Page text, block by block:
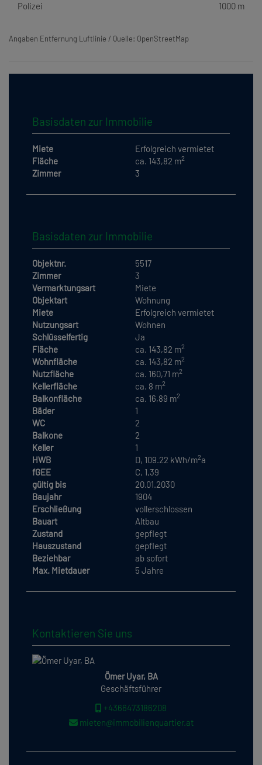
Polizei
1000 m
Angaben Entfernung Luftlinie / Quelle: OpenStreetMap
Basisdaten zur Immobilie
Miete
Erfolgreich vermietet
Fläche
ca. 143,82 m2
Zimmer 3
Basisdaten zur Immobilie
Objektnr.
5517
Zimmer
3
Vermarktungsart
Miete
Objektart
Wohnung
Miete
Erfolgreich vermietet
Nutzungsart
Wohnen
Schlüsselfertig
Ja
Fläche
ca. 143,82 m2
Wohnfläche ca. 143,82 m2
Nutzfläche ca. 160,71 m2
Kellerfläche ca. 8 m2
Balkonfläche ca. 16,89 m2
Bäder
1
WC
2
Balkone
2
Keller
1
HWB
D, 109.22 kWh/m2a
fGEE
C, 1,39
gültig bis
20.01.2030
Baujahr
1904
Erschließung
vollerschlossen
Bauart
Altbau
Zustand
gepflegt
Hauszustand
gepflegt
Beziehbar
ab sofort
Max. Mietdauer
5 Jahre
Kontaktieren Sie uns
Ömer Uyar, BA
Geschäftsführer
+4366473186208
mieten@immobilienquartier.at